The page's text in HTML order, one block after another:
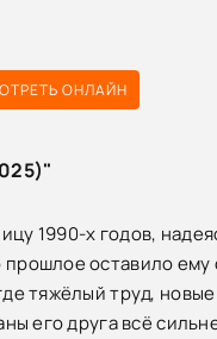
ОНЛАЙН
1990-х годов,
оставило
тяжёлый труд,
его друга всё